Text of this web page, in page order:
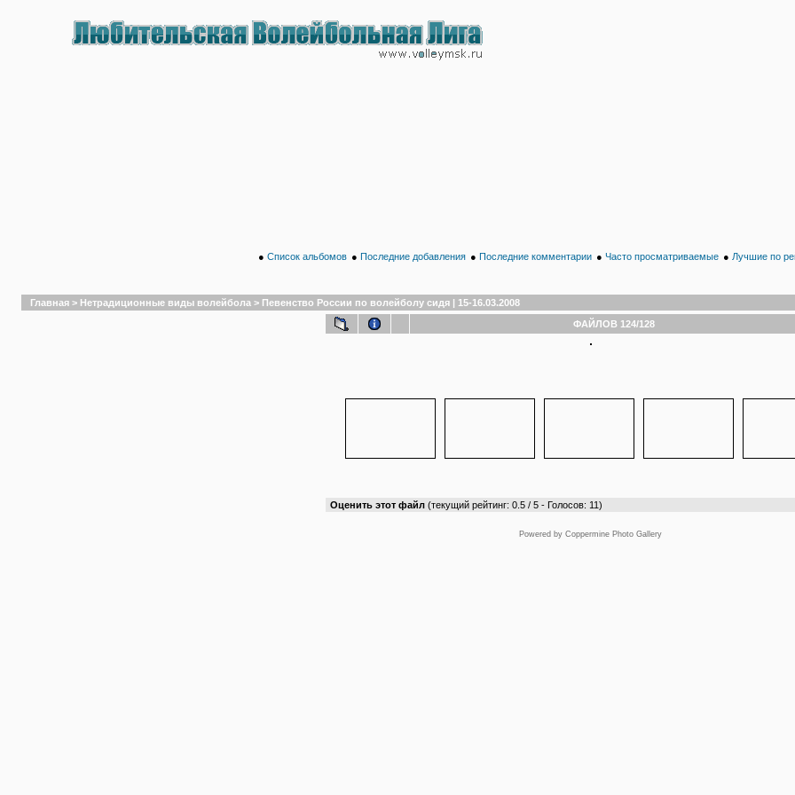
● Список альбомов ● Последние добавления ● Последние комментарии ● Часто просматриваемые ● Лучшие по
Главная > Нетрадиционные виды волейбола > Певенство России по волейболу сидя | 15-16.03.2008
ФАЙЛОВ 124/128
Оценить этот файл (текущий рейтинг: 0.5 / 5 - Голосов: 11)
Powered by Coppermine Photo Gallery